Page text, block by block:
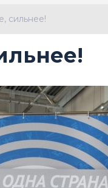
сильнее!